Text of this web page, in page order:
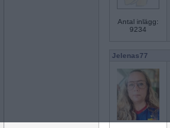
Antal inlägg:
9234
Jelenas77